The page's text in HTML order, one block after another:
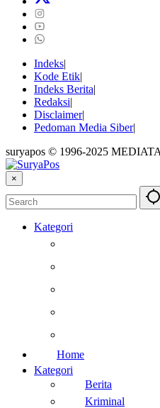
Indeks
Kode Etik
Indeks Berita
Redaksi
Disclaimer
Pedoman Media Siber
suryapos © 1996-2025
×
Kategori
Home
Kategori
Berita
Kriminal